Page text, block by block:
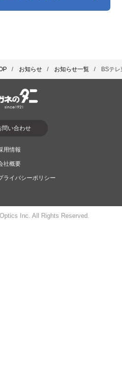
お知らせ お知らせ一覧 BSテ
問い合わせ
用情報
社概要
ライバシーポリシー
Inc. All Rights Reserved.